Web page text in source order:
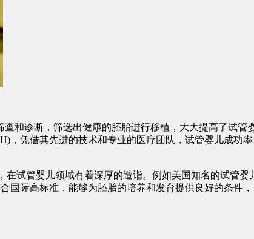
和诊断，筛选出健康的胚胎进行移植，大大提高了试管
，凭借其先进的技术和专业的医疗团队，试管婴儿成功率
试管婴儿领域有着深厚的造诣。例如美国知名的试管婴
国际高标准，能够为胚胎的培养和发育提供良好的条件，